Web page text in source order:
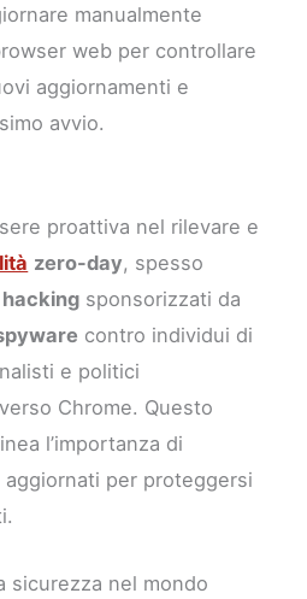
manualmente
web per controllare
aggiornamenti e
avvio.
proattiva nel rilevare e
zero-day, spesso
sponsorizzati da
contro individui di
e politici
Chrome. Questo
l’importanza di
per proteggersi
sicurezza nel mondo